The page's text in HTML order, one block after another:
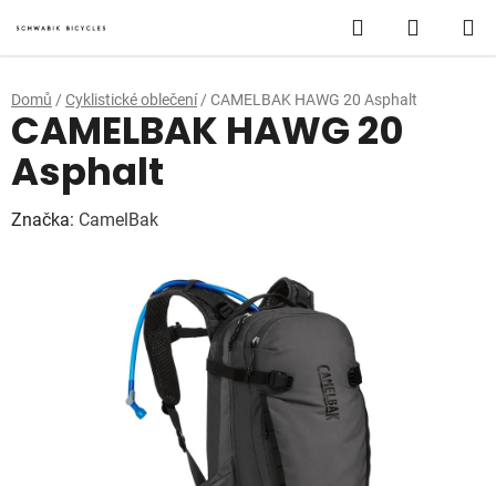
na
obsah
Hledat
KOŠÍK
Domů / Cyklistické oblečení / CAMELBAK HAWG 20 Asphalt
CAMELBAK HAWG 20
Asphalt
Značka: CamelBak